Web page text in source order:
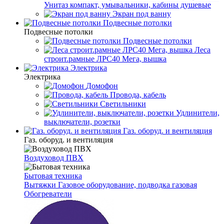
Унитаз компакт, умывальники, кабины душевые
Экран под ванну
Подвесные потолки
Подвесные потолки
Подвесные потолки
Леса
строит.рамные ЛРС40 Мега, вышка
Электрика
Электрика
Домофон
Провода, кабель
Светильники
Удлинители,
выключатели, розетки
Газ. оборуд. и вентиляция
Газ. оборуд. и вентиляция
Воздуховод ПВХ
Бытовая техника
Вытяжки Газовое оборудование, подводка газовая
Обогреватели